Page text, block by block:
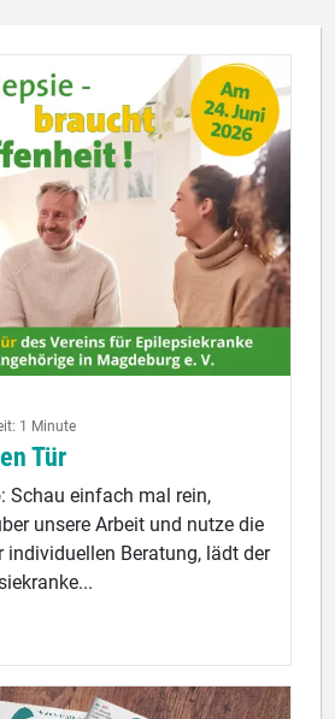
1 Minute
Tür
Schau einfach mal rein,
unsere Arbeit und nutze die
individuellen Beratung, lädt der